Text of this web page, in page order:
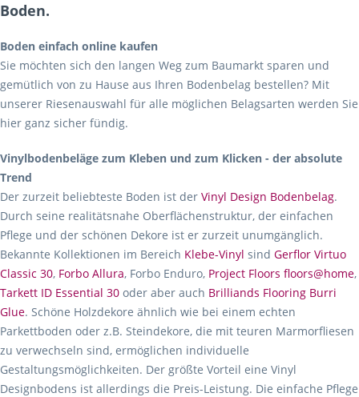
Boden.
Boden einfach online kaufen
Sie möchten sich den langen Weg zum Baumarkt sparen und
gemütlich von zu Hause aus Ihren Bodenbelag bestellen? Mit
unserer Riesenauswahl für alle möglichen Belagsarten werden Sie
hier ganz sicher fündig.
Vinylbodenbeläge zum Kleben und zum Klicken - der absolute
Trend
Der zurzeit beliebteste Boden ist der Vinyl Design Bodenbelag.
Durch seine realitätsnahe Oberflächenstruktur, der einfachen
Pflege und der schönen Dekore ist er zurzeit unumgänglich.
Bekannte Kollektionen im Bereich Klebe-Vinyl sind Gerflor Virtuo
Classic 30, Forbo Allura, Forbo Enduro, Project Floors floors@home,
Tarkett ID Essential 30 oder aber auch Brilliands Flooring Burri
Glue. Schöne Holzdekore ähnlich wie bei einem echten
Parkettboden oder z.B. Steindekore, die mit teuren Marmorfliesen
zu verwechseln sind, ermöglichen individuelle
Gestaltungsmöglichkeiten. Der größte Vorteil eine Vinyl
Designbodens ist allerdings die Preis-Leistung. Die einfache Pflege